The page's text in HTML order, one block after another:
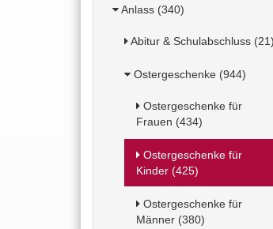
Anlass (340)
Abitur & Schulabschluss (21)
Ostergeschenke (944)
Ostergeschenke für
Frauen (434)
Ostergeschenke für
Kinder (425)
Ostergeschenke für
Männer (380)